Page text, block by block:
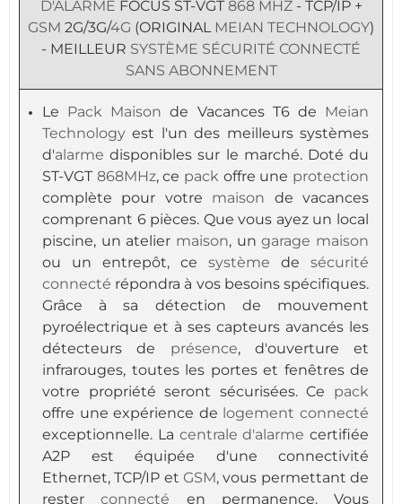
D'ALARME FOCUS ST-VGT 868 MHZ- TCP/IP +
GSM 2G/3G/4G (ORIGINAL MEIAN TECHNOLOGY)
- MEILLEUR SYSTÈME SÉCURITÉ CONNECTÉ
SANS ABONNEMENT
Le Pack Maison de Vacances T6 de
Meian
Technology est l'un des meilleurs systèmes
d'alarme disponibles sur le marché. Doté du
ST-VGT 868MHz, ce pack offre une protection
complète pour votre maison de vacances
comprenant 6 pièces. Que vous ayez un local
piscine, un atelier maison, ungarage maison
ou un entrepôt, ce système de sécurité
connecté répondra à vos besoins spécifiques.
Grâce à sa détection de mouvement
pyroélectrique et à ses capteurs avancés les
détecteurs de présence, d'ouverture et
infrarouges, toutes les portes et fenêtres de
votre propriété seront sécurisées. Ce pack
offre une expérience de logement connecté
exceptionnelle. La centrale d'alarme certifiée
A2P est équipée d'une connectivité
Ethernet, TCP/IP et GSM, vous permettant de
resterconnecté en permanence. Vous